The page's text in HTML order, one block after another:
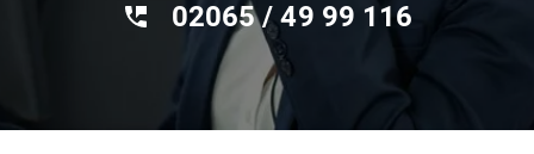
02065 / 49 ‌99 116